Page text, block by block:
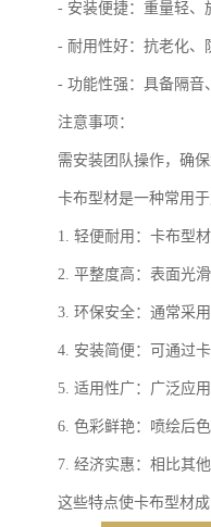
- 安装便捷：重量轻、
- 耐用性好：抗老化、
- 功能性强：具备隔音
注意事项：
需安装团队操作，确
卡布型材是一种常用
1. 轻便耐用：卡布型
2. 平整度高：表面光
3. 环保安全：通常采
4. 安装简便：可通过
5. 适用性广：广泛应
6. 色彩鲜艳：喷绘后
7. 经济实惠：相比其
这些特点使卡布型材